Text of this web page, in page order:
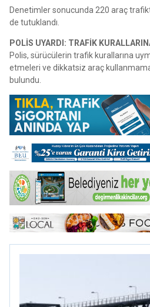
Denetimler sonucunda 220 araç
de tutuklandı.
POLİS UYARDI: TRAFİK
Polis, sürücülerin trafik kurallarına
etmeleri ve dikkatsiz araç
bulundu.